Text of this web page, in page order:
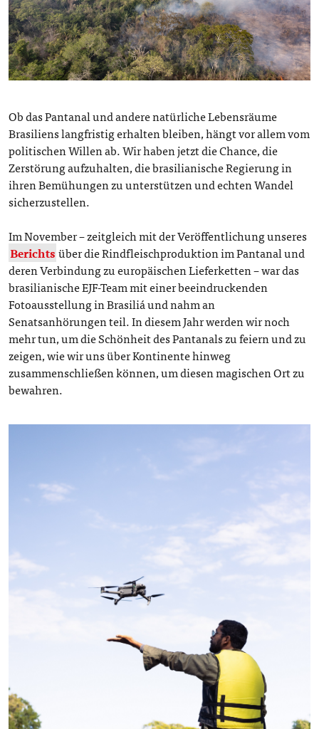
Ob das Pantanal und andere natürliche Lebensräume
Brasiliens langfristig erhalten bleiben, hängt vor allem vom
politischen Willen ab. Wir haben jetzt die Chance, die
Zerstörung aufzuhalten, die brasilianische Regierung in
ihren Bemühungen zu unterstützen und echten Wandel
sicherzustellen.
Im November – zeitgleich mit der Veröffentlichung unseres
Berichtsüber die Rindfleischproduktion im Pantanal und
deren Verbindung zu europäischen Lieferketten – war das
brasilianische EJF-Team mit einer beeindruckenden
Fotoausstellung in Brasiliá und nahm an
Senatsanhörungen teil. In diesem Jahr werden wir noch
mehr tun, um die Schönheit des Pantanals zu feiern und zu
zeigen, wie wir uns über Kontinente hinweg
zusammenschließen können, um diesen magischen Ort zu
bewahren.